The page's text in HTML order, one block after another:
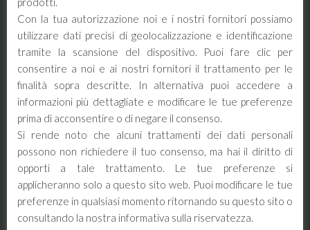
Approfondisci
Compressore d’aria a due stadi con
Con la tua autorizzazione noi e i nostri fornitori possiamo
utilizzare dati precisi di geolocalizzazione e identificazione
tramite la scansione del dispositivo. Puoi fare clic per
consentire a noi e ai nostri fornitori il trattamento per le
finalità sopra descritte. In alternativa puoi accedere a
informazioni più dettagliate e modificare le tue preferenze
prima di acconsentire o di negare il consenso.
Si rende noto che alcuni trattamenti dei dati personali
possono non richiedere il tuo consenso, ma hai il diritto di
opporti a tale trattamento. Le tue preferenze si
applicheranno solo a questo sito web. Puoi modificare le tue
preferenze in qualsiasi momento ritornando su questo sito o
consultando la nostra informativa sulla riservatezza.